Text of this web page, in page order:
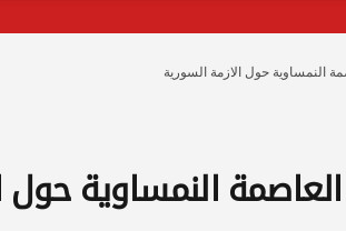
النمساوية حول الازمة السورية
النمساوية حول